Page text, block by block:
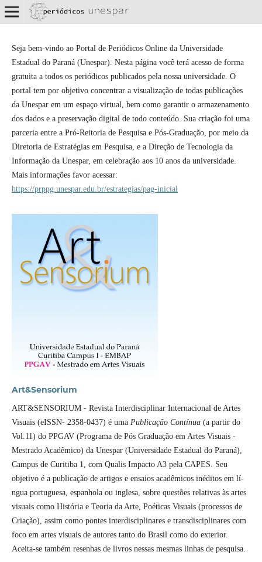
Seja bem-vindo ao Portal de Periódicos Online da Universidade
Estadual do Paraná (Unespar). Nesta página você terá acesso de forma
gratuita a todos os periódicos publicados pela nossa universidade. O
portal tem por objetivo concentrar a visualização de todas publicações
da Unespar em um espaço virtual, bem como garantir o armazenamento
dos dados e a preservação digital de todo conteúdo. Sua criação foi uma
parceria entre a Pró-Reitoria de Pesquisa e Pós-Graduação, por meio da
Diretoria de Estratégias em Pesquisa, e a Direção de Tecnologia da
Informação da Unespar, em celebração aos 10 anos da universidade.
Mais informações favor acessar:
https://prppg.unespar.edu.br/estrategias/pag-inicial
Art&Sensorium
ART&SENSORIUM - Revista Interdisciplinar Internacional de Artes
Visuais (eISSN- 2358-0437) é uma Publicação Contínua(a partir do
Vol.11) do PPGAV (Programa de Pós Graduação em Artes Visuais -
Mestrado Acadêmico) da Unespar (Universidade Estadual do Paraná),
Campus de Curitiba 1, com Qualis Impacto A3 pela CAPES. Seu
objetivo é a publicação de artigos e ensaios acadêmicos inéditos em lí­
ngua portuguesa, espanhola ou inglesa, sobre questões relativas às artes
visuais como História e Teoria da Arte, Poéticas Visuais (processos de
Criação), assim como pontes interdisciplinares e transdisciplinares com
foco em artes visuais de autores tanto do Brasil como do exterior.
Aceita-se também resenhas de livros nessas mesmas linhas de pesquisa.